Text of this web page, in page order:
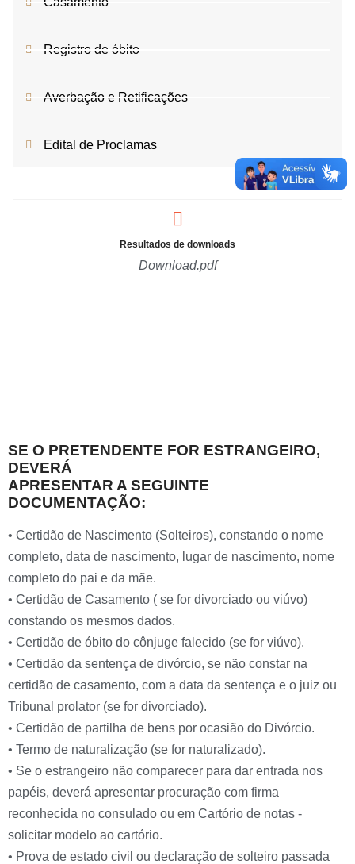
Registro de óbito
Averbação e Retificações
Edital de Proclamas
Resultados de downloads
Download.pdf
SE O PRETENDENTE FOR ESTRANGEIRO,
DEVERÁ
APRESENTAR A SEGUINTE
DOCUMENTAÇÃO:
• Certidão de Nascimento (Solteiros), constando o nome
completo, data de nascimento, lugar de nascimento, nome
completo do pai e da mãe.
• Certidão de Casamento ( se for divorciado ou viúvo)
constando os mesmos dados.
• Certidão de óbito do cônjuge falecido (se for viúvo).
• Certidão da sentença de divórcio, se não constar na
certidão de casamento, com a data da sentença e o juiz ou
Tribunal prolator (se for divorciado).
• Certidão de partilha de bens por ocasião do Divórcio.
• Termo de naturalização (se for naturalizado).
• Se o estrangeiro não comparecer para dar entrada nos
papéis, deverá apresentar procuração com firma
reconhecida no consulado ou em Cartório de notas -
solicitar modelo ao cartório.
• Prova de estado civil ou declaração de solteiro passada